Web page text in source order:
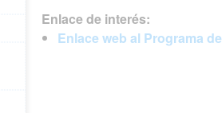
Enlace de interés:
Enlace web al Programa